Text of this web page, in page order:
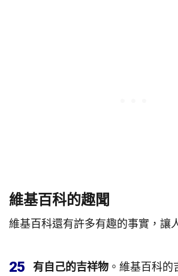
維基百科的趣聞
維基百科還有許多有趣的事實，讓
25 有自己的吉祥物 。維基百科